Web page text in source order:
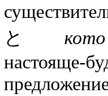
と кото
настояще-